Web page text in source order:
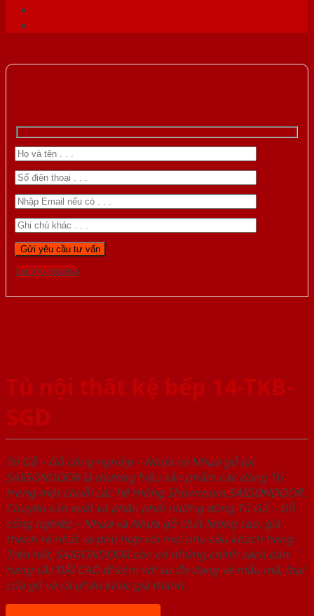
Gọi 0976.169.864
Tủ nội thất kệ bếp 14-TKB-
SGD
Tủ Gỗ – Gỗ công nghiêp – Nhựa và Nhựa gỗ tại
SAIGONDOOR là thương hiệu sản phẩm các dòng Tủ
trong một chuỗi các hệ thống Showroom SAIGONDOOR.
Chuyên sản xuất và phân phối những dòng Tủ Gỗ – Gỗ
công nghiêp – Nhựa và Nhựa gỗ chất lượng cao, giá
thành rẻ nhất và phù hợp với mọi nhu cầu khách hàng.
Trên hết, SAIGONDOOR còn có những chính sách bán
hàng ƯU ĐÃI CAO đi kèm với sự đa dạng về mẫu mã, loại
cửa gỗ và cả phân khúc giá thành.